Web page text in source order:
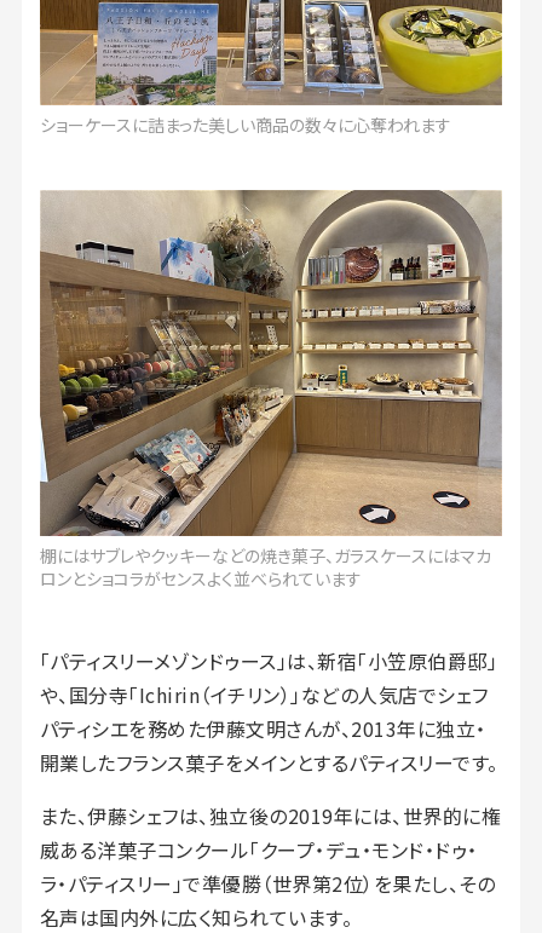
ショーケースに詰まった美しい商品の数々に心奪われます
棚にはサブレやクッキーなどの焼き菓子、ガラスケースにはマカ
ロンとショコラがセンスよく並べられています
「パティスリーメゾンドゥース」は、新宿「小笠原伯爵邸」
や、国分寺「Ichirin（イチリン）」などの人気店でシェフ
パティシエを務めた伊藤文明さんが、2013年に独立・
開業したフランス菓子をメインとするパティスリーです。
また、伊藤シェフは、独立後の2019年には、世界的に権
威ある洋菓子コンクール「クープ・デュ・モンド・ドゥ・
ラ・パティスリー」で準優勝（世界第2位）を果たし、その
名声は国内外に広く知られています。